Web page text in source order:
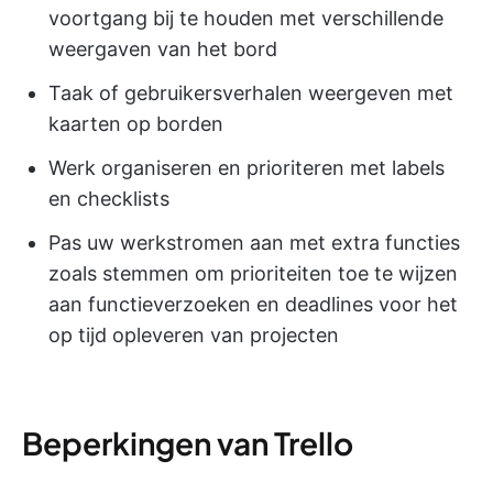
voortgang bij te houden met verschillende
weergaven van het bord
Taak of gebruikersverhalen weergeven met
kaarten op borden
Werk organiseren en prioriteren met labels
en checklists
Pas uw werkstromen aan met extra functies
zoals stemmen om prioriteiten toe te wijzen
aan functieverzoeken en deadlines voor het
op tijd opleveren van projecten
Beperkingen van Trello